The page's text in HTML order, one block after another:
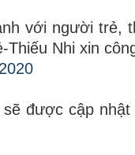
với người trẻ,
Thiếu Nhi xin
sẽ được cập